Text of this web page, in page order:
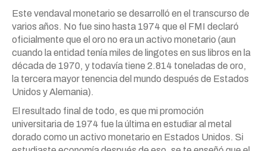
Este vendaval monetario se desarrolló en el transcurso de
varios años. No fue sino hasta 1974 que el FMI declaró
oficialmente que el oro no era un activo monetario (aun
cuando la entidad tenía miles de lingotes en sus libros en la
década de 1970, y todavía tiene 2.814 toneladas de oro,
la tercera mayor tenencia del mundo después de Estados
Unidos y Alemania).
El resultado final de todo, es que mi promoción
universitaria de 1974 fue la última en estudiar al metal
dorado como un activo monetario en Estados Unidos. Si